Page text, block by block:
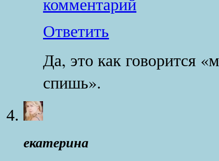
комментарий
Ответить
Да, это как говорится
спишь».
екатерина